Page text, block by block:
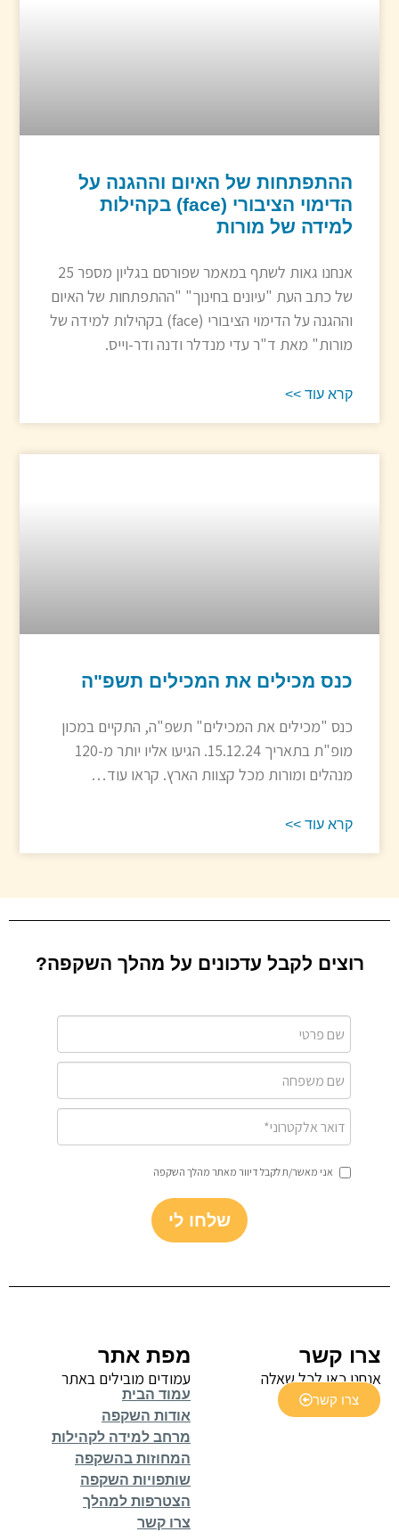
ההתפתחות של האיום וההגנה על
הדימוי הציבורי (face) בקהילות
למידה של מורות
אנחנו גאות לשתף במאמר שפורסם בגליון מספר 25
של כתב העת "עיונים בחינוך" "ההתפתחות של האיום
וההגנה על הדימוי הציבורי (face) בקהילות למידה של
מורות" מאת ד"ר עדי מנדלר ודנה ודר-וייס.
קרא עוד >>
כנס מכילים את המכילים תשפ"ה
כנס "מכילים את המכילים" תשפ"ה, התקיים במכון
מופ"ת בתאריך 15.12.24. הגיעו אליו יותר מ-120
מנהלים ומורות מכל קצוות הארץ. קראו עוד…
קרא עוד >>
רוצים לקבל עדכונים על מהלך השקפה?
אני מאשר/ת לקבל דיוור מאתר מהלך השקפה
שלחו לי
צרו קשר
אנחנו כאן לכל שאלה
צרו קשר
מפת אתר
עמודים מובילים באתר
עמוד הבית
אודות השקפה
מרחב למידה לקהילות
המחוזות בהשקפה
שותפויות השקפה
הצטרפות למהלך
צרו קשר